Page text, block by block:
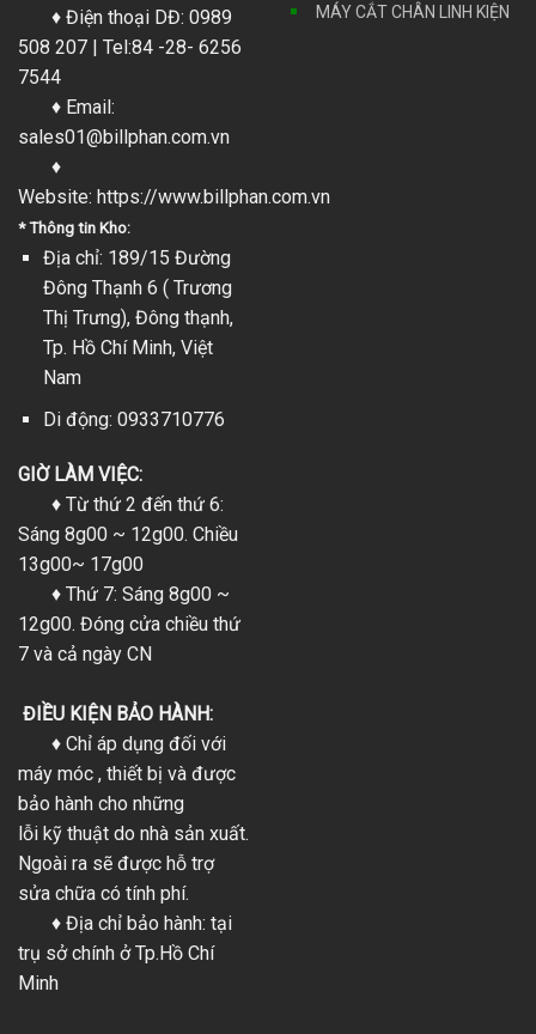
♦ Điện thoại DĐ: 0989
508 207 | Tel:84 -28- 6256
7544
♦ Email:
sales01@billphan.com.vn
♦
Website: https://www.billphan.com.vn
* Thông tin Kho:
Địa chỉ: 189/15 Đường
Đông Thạnh 6 ( Trương
Thị Trưng), Đông thạnh,
Tp. Hồ Chí Minh, Việt
Nam
Di động: 0933710776
GIỜ LÀM VIỆC:
♦ Từ thứ 2 đến thứ 6:
Sáng 8g00 ~ 12g00. Chiều
13g00~ 17g00
♦ Thứ 7: Sáng 8g00 ~
12g00. Đóng cửa chiều thứ
7 và cả ngày CN
ĐIỀU KIỆN BẢO HÀNH:
♦ Chỉ áp dụng đối với
máy móc , thiết bị và được
bảo hành cho những
lỗi kỹ thuật do nhà sản xuất.
Ngoài ra sẽ được hỗ trợ
sửa chữa có tính phí.
♦ Địa chỉ bảo hành: tại
trụ sở chính ở Tp.Hồ Chí
Minh
MÁY CẮT CHÂN LINH KIỆN